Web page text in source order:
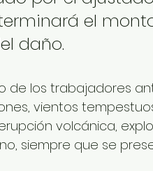
el
daño.
de los trabajadores
vientos
volcánica,
siempre que se